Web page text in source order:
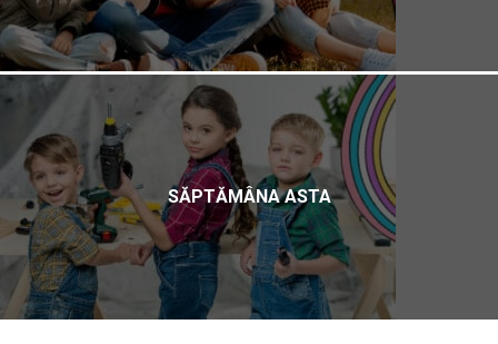
SĂPTĂMÂNA ASTA